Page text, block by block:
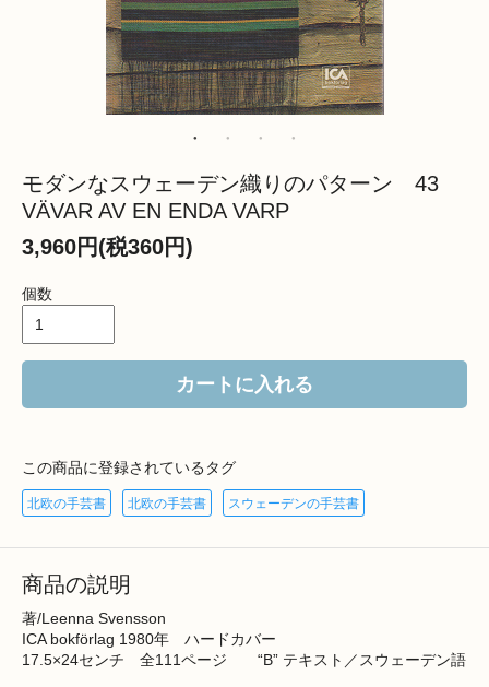
モダンなスウェーデン織りのパターン 43
VÄVAR AV EN ENDA VARP
3,960円(税360円)
個数
カートに入れる
この商品に登録されているタグ
北欧の手芸書 北欧の手芸書 スウェーデンの手芸書
商品の説明
著/Leenna Svensson
ICA bokförlag 1980年 ハードカバー
17.5×24センチ 全111ページ “B” テキスト／スウェーデン語